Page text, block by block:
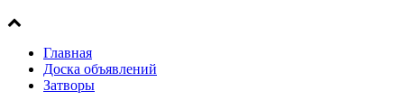
Главная
Доска объявлений
Затворы